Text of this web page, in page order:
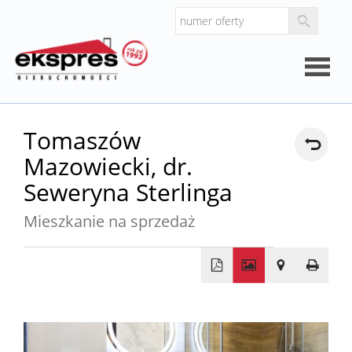
Tomaszów
Mazowiecki, dr.
Seweryna Sterlinga
Mieszkanie na sprzedaż
−